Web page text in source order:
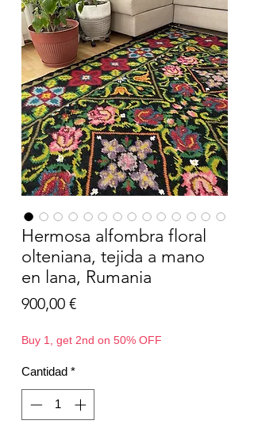
Hermosa alfombra floral
olteniana, tejida a mano
en lana, Rumania
900,00 €Precio
Buy 1, get 2nd on 50% OFF
Cantidad *